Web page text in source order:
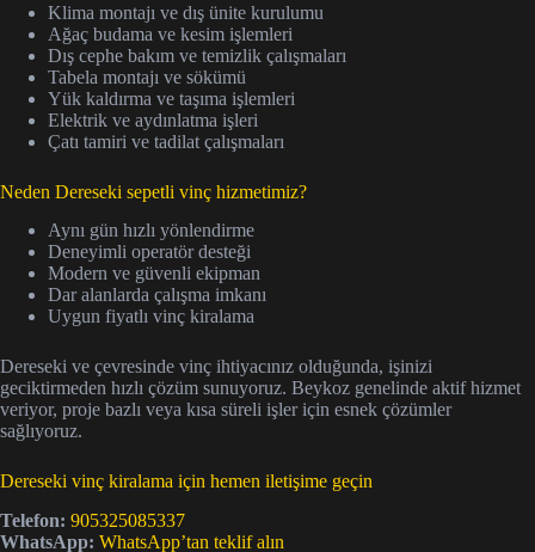
Klima montajı ve dış ünite kurulumu
Ağaç budama ve kesim işlemleri
Dış cephe bakım ve temizlik çalışmaları
Tabela montajı ve sökümü
Yük kaldırma ve taşıma işlemleri
Elektrik ve aydınlatma işleri
Çatı tamiri ve tadilat çalışmaları
Neden Dereseki sepetli vinç hizmetimiz?
Aynı gün hızlı yönlendirme
Deneyimli operatör desteği
Modern ve güvenli ekipman
Dar alanlarda çalışma imkanı
Uygun fiyatlı vinç kiralama
Dereseki ve çevresinde vinç ihtiyacınız olduğunda, işinizi
geciktirmeden hızlı çözüm sunuyoruz. Beykoz genelinde aktif hizmet
veriyor, proje bazlı veya kısa süreli işler için esnek çözümler
sağlıyoruz.
Dereseki vinç kiralama için hemen iletişime geçin
Telefon: 905325085337
WhatsApp: WhatsApp’tan teklif alın